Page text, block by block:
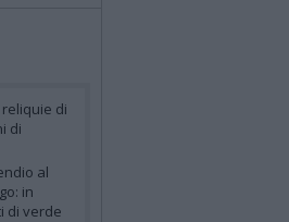
di
di
al
in
di verde